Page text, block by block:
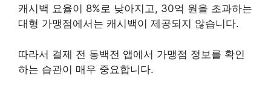
캐시백 요율이 8%로 낮아지고, 30억 원을 초과하는
대형 가맹점에서는 캐시백이 제공되지 않습니다.
따라서 결제 전 동백전 앱에서 가맹점 정보를 확인
하는 습관이 매우 중요합니다.